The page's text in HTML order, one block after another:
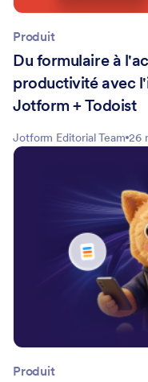
Produit
Du formulaire à
productivité avec
Jotform + Todoist
Jotform Editorial Team 26
Produit